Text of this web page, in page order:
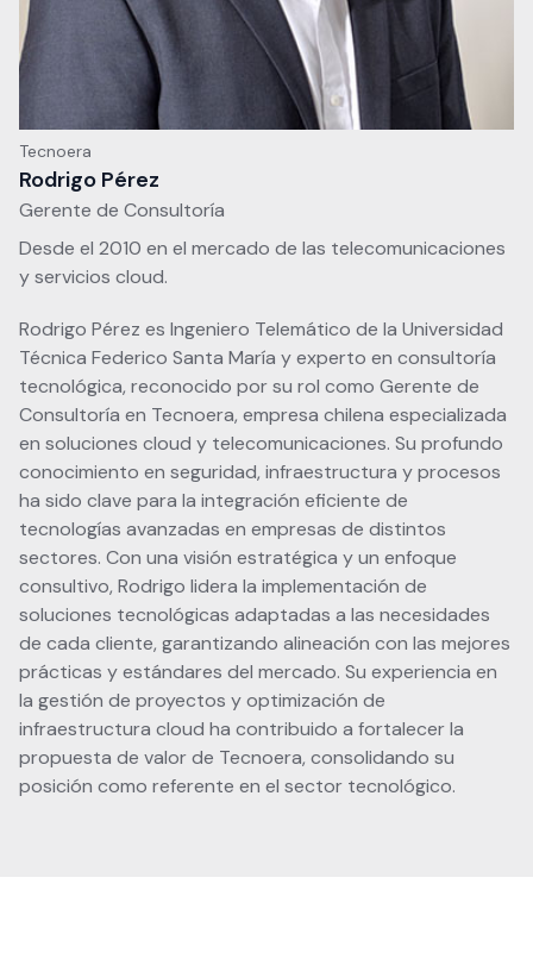
Tecnoera
Rodrigo Pérez
Gerente de Consultoría
Desde el 2010 en el mercado de las telecomunicaciones
y servicios cloud.
Rodrigo Pérez es Ingeniero Telemático de la Universidad
Técnica Federico Santa María y experto en consultoría
tecnológica, reconocido por su rol como Gerente de
Consultoría en Tecnoera, empresa chilena especializada
en soluciones cloud y telecomunicaciones. Su profundo
conocimiento en seguridad, infraestructura y procesos
ha sido clave para la integración eficiente de
tecnologías avanzadas en empresas de distintos
sectores. Con una visión estratégica y un enfoque
consultivo, Rodrigo lidera la implementación de
soluciones tecnológicas adaptadas a las necesidades
de cada cliente, garantizando alineación con las mejores
prácticas y estándares del mercado. Su experiencia en
la gestión de proyectos y optimización de
infraestructura cloud ha contribuido a fortalecer la
propuesta de valor de Tecnoera, consolidando su
posición como referente en el sector tecnológico.